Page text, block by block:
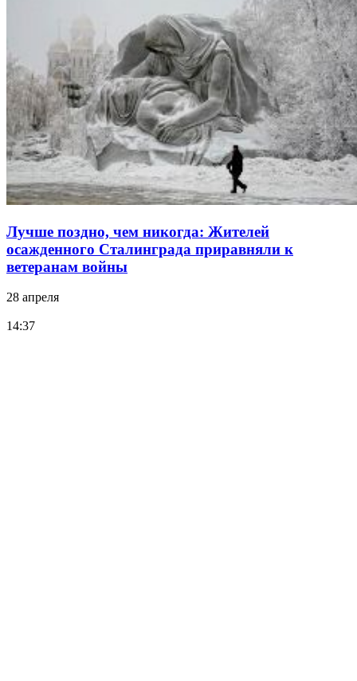
Лучше поздно, чем никогда: Жителей
осажденного Сталинграда приравняли к
ветеранам войны
28 апреля
14:37